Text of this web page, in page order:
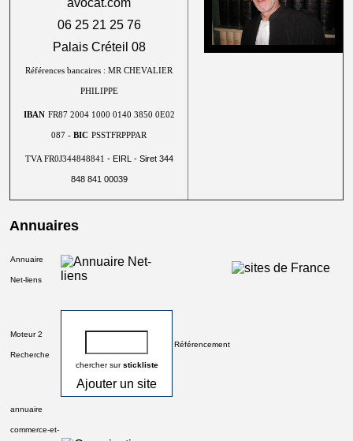
06 25 21 25 76
Palais Créteil 08
Références bancaires : MR CHEVALIER
PHILIPPE
IBAN FR87 2004 1000 0140 3850 0E02
087 - BIC PSSTFRPPPAR
TVA FR0J344848841 - EIRL - Siret 344
848 841 00039
Annuaires
Annuaire
Net-liens
Moteur 2
Recherche
chercher surstickliste
Ajouter un site
Référencement
annuaire
commerce-et-